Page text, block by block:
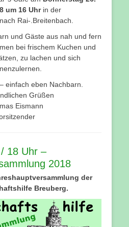
um 16 Uhrin der
Rai-.Breitenbach.
und Gäste aus nah und fern
bei frischem Kuchen und
zu lachen und sich
einfach eben Nachbarn.
Grüßen
Eismann
18 Uhr –
2018
der
Breuberg.